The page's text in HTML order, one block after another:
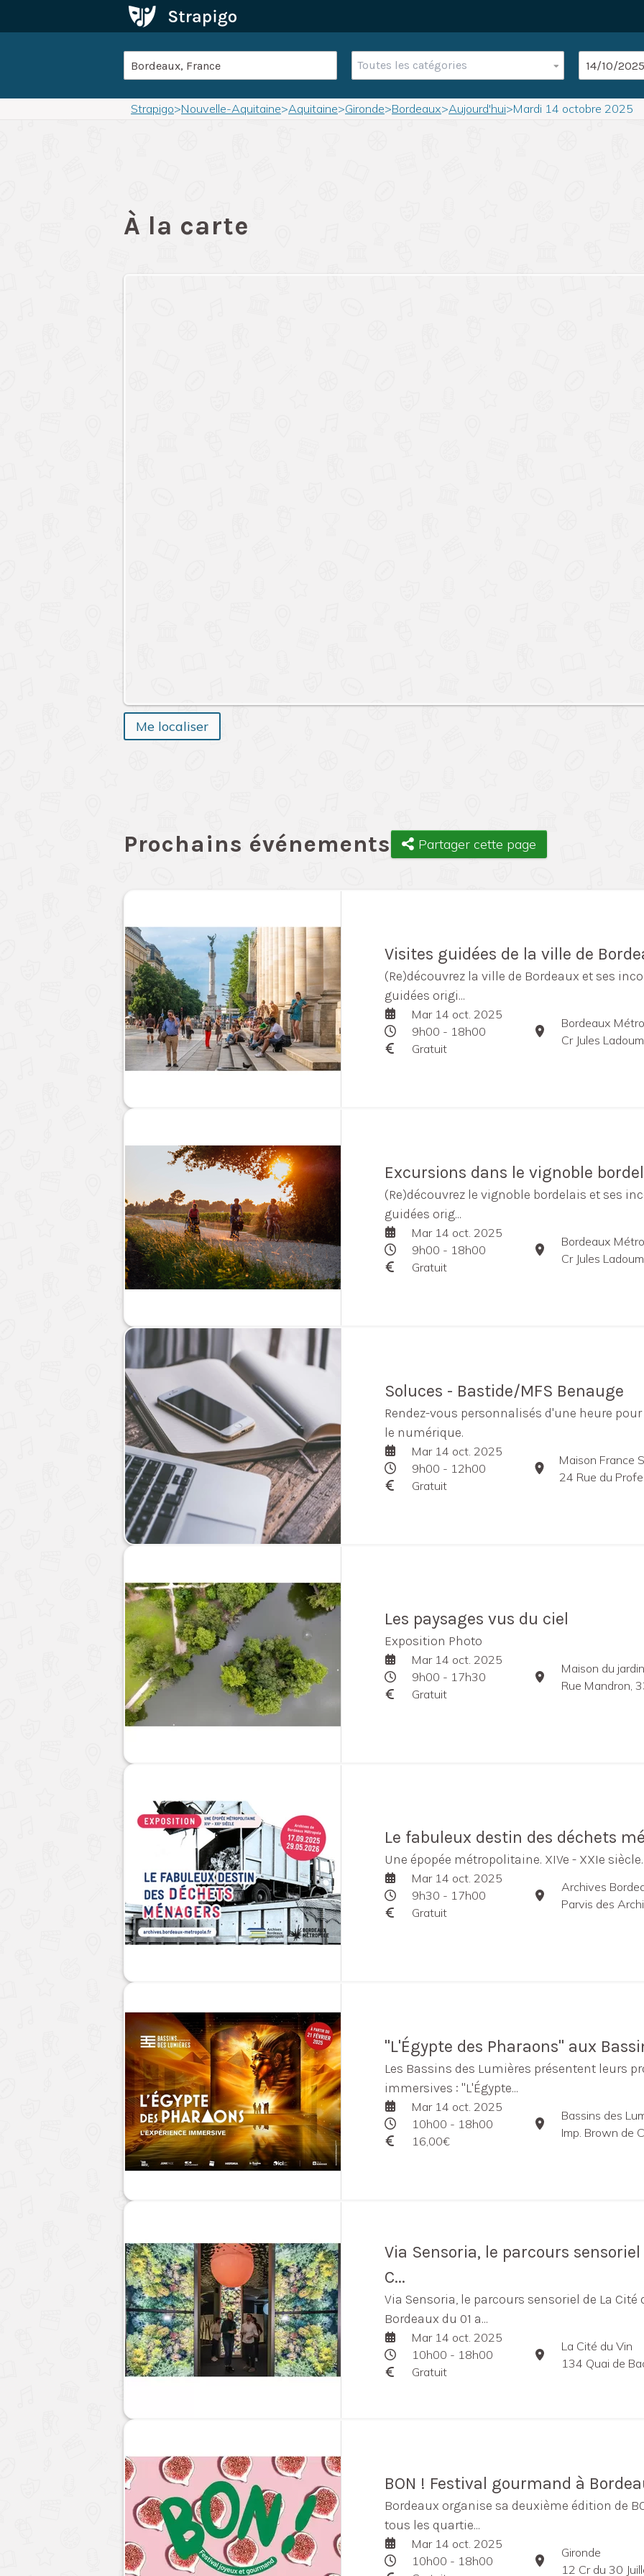
Toutes les catégories
Strapigo>Nouvelle-Aquitaine>Aquitaine>Gironde>Bordeaux>Aujourd'hui>Mardi 14 octobre 2025
À la carte
Me localiser
Prochains événements Partager cette page
Visites guidées de la ville de
(Re)découvrez la ville de Bordeaux et ses
guidées origi...
Mar 14 oct. 2025
9h00 - 18h00
Gratuit
Bordeaux
Cr Jules
Excursions dans le vignoble
(Re)découvrez le vignoble bordelais et ses
guidées orig...
Mar 14 oct. 2025
9h00 - 18h00
Gratuit
Bordeaux
Cr Jules
Soluces - Bastide/MFS Benauge
Rendez-vous personnalisés d'une heure
le numérique.
Mar 14 oct. 2025
9h00 - 12h00
Gratuit
Maison France
24 Rue du
Les paysages vus du ciel
Exposition Photo
Mar 14 oct. 2025
9h00 - 17h30
Gratuit
Maison du
Rue Mandron,
Le fabuleux destin des déchets
Une épopée métropolitaine. XIVe - XXIe siècle.
Mar 14 oct. 2025
9h30 - 17h00
Gratuit
Archives
Parvis des
"L'Égypte des Pharaons" aux
Les Bassins des Lumières présentent leurs
immersives : "L'Égypte...
Mar 14 oct. 2025
10h00 - 18h00
16,00€
Bassins des
Imp. Brown de
Via Sensoria, le parcours
C...
Via Sensoria, le parcours sensoriel de La Cité
Bordeaux du 01 a...
Mar 14 oct. 2025
10h00 - 18h00
Gratuit
La Cité du Vin
134 Quai de
BON ! Festival gourmand à
Bordeaux organise sa deuxième édition de
tous les quartie...
Mar 14 oct. 2025
10h00 - 18h00
Gironde
12 Cr du 30